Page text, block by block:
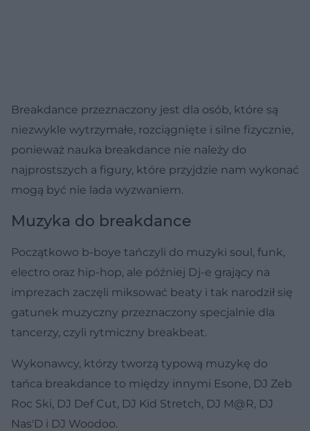
Breakdance przeznaczony jest dla osób, które są
niezwykle wytrzymałe, rozciągnięte i silne fizycznie,
ponieważ nauka breakdance nie należy do
najprostszych a figury, które przyjdzie nam wykonać
mogą być nie lada wyzwaniem.
Muzyka do breakdance
Początkowo b-boye tańczyli do muzyki soul, funk,
electro oraz hip-hop, ale później Dj-e grający na
imprezach zaczęli miksować beaty i tak narodził się
gatunek muzyczny przeznaczony specjalnie dla
tancerzy, czyli rytmiczny breakbeat.
Wykonawcy, którzy tworzą typową muzykę do
tańca breakdance to między innymi Esone, DJ Zeb
Roc Ski, DJ Def Cut, DJ Kid Stretch, DJ M@R, DJ
Nas'D i DJ Woodoo.